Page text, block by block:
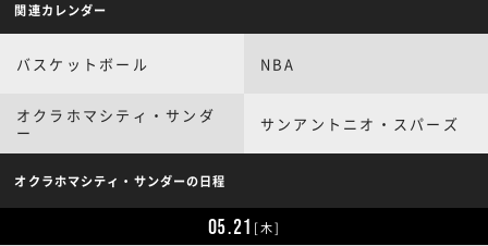
関連カレンダー
バスケットボール NBA
オクラホマシティ・サンダ
ー
サンアントニオ・スパーズ
オクラホマシティ・サンダーの日程
05.21 [木]